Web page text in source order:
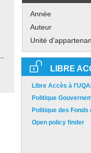
Année
Auteur
Unité
LIBRE
Libre Accès à
Politique
Politique des
Open policy finder